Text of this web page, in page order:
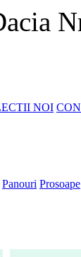
NOI
Panouri Prosoape